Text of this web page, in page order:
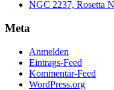
NGC 2237, Rosetta
Meta
Anmelden
Eintrags-Feed
Kommentar-Feed
WordPress.org